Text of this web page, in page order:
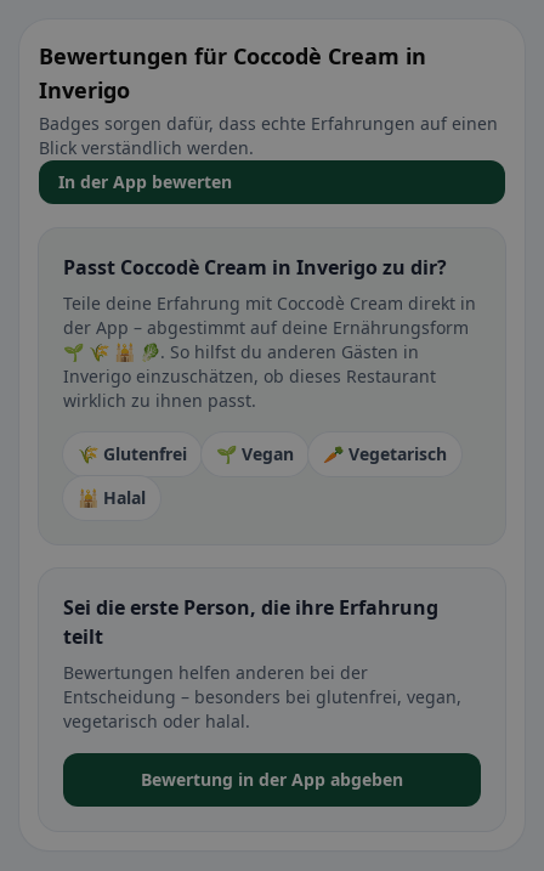
Bewertungen für Coccodè Cream in
Inverigo
Badges sorgen dafür, dass echte Erfahrungen auf einen
Blick verständlich werden.
In der App bewerten
Passt Coccodè Cream in Inverigo zu dir?
Teile deine Erfahrung mit Coccodè Cream direkt in
der App – abgestimmt auf deine Ernährungsform
🌱 🌾 🕌 🥬. So hilfst du anderen Gästen in
Inverigo einzuschätzen, ob dieses Restaurant
wirklich zu ihnen passt.
🌾 Glutenfrei 🌱 Vegan
🥕 Vegetarisch
🕌 Halal
Sei die erste Person, die ihre Erfahrung
teilt
Bewertungen helfen anderen bei der
Entscheidung – besonders bei glutenfrei, vegan,
vegetarisch oder halal.
Bewertung in der App abgeben